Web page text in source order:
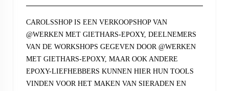
CAROLSSHOP IS EEN VERKOOPSHOP VAN
@WERKEN MET GIETHARS-EPOXY, DEELNEMERS
VAN DE WORKSHOPS GEGEVEN DOOR @WERKEN
MET GIETHARS-EPOXY, MAAR OOK ANDERE
EPOXY-LIEFHEBBERS KUNNEN HIER HUN TOOLS
VINDEN VOOR HET MAKEN VAN SIERADEN EN